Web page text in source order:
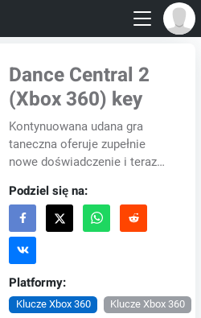
Dance Central 2
(Xbox 360) key
Kontynuowana udana gra
taneczna oferuje zupełnie
nowe doświadczenie i teraz
Dodano do repertuaru
kilkudziesięciu nowych
kompo...
Podziel się na:
Platformy:
Klucze Xbox 360 Klucze Xbox 360